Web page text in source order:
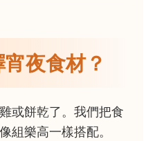
夜食材？
或餅乾了。我們把食
組樂高一樣搭配。